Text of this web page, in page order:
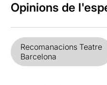
Opinions de
Recomanacions Teatre
Barcelona